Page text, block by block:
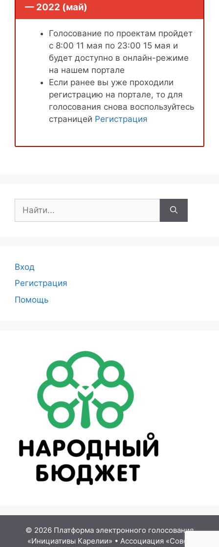
— 2022 (май)
Голосование по проектам пройдет
с 8:00 11 мая по 23:00 15 мая и
будет доступно в онлайн-режиме
на нашем портале
Если ранее вы уже проходили
регистрацию на портале, то для
голосования снова воспользуйтесь
страницей Регистрация
Вход
Регистрация
Помощь
© 2026 Платформа электронного голосования
«Инициативы Карелии» • Ассоциация «Совет